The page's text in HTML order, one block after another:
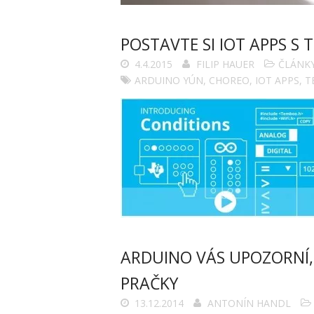
POSTAVTE SI IOT APPS
4.4.2015 FILIP HAUER
ARDUINO YÚN, CHOREO, IOT APPS,
ARDUINO VÁS
PRAČKY
13.12.2014 ANTONÍN HANDL